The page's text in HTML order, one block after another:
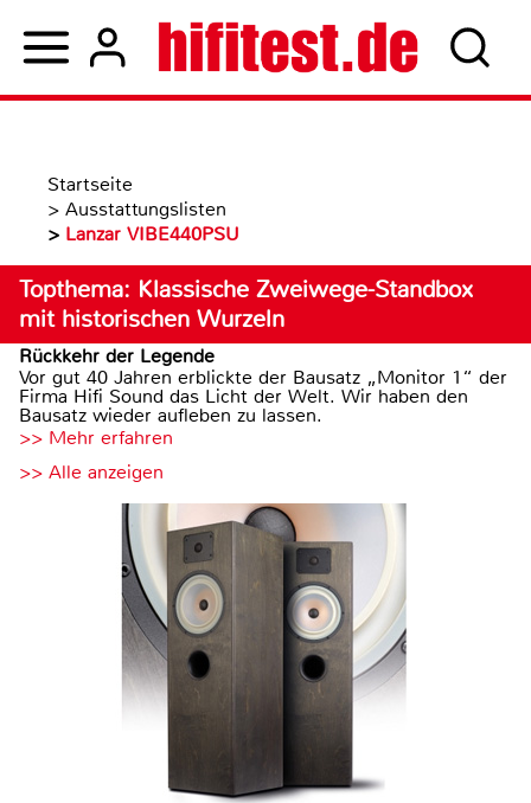
Startseite
> Ausstattungslisten
> Lanzar VIBE440PSU
Topthema: Klassische Zweiwege-Standbox
mit historischen Wurzeln
Rückkehr der Legende
Vor gut 40 Jahren erblickte der Bausatz „Monitor 1“ der
Firma Hifi Sound das Licht der Welt. Wir haben den
Bausatz wieder aufleben zu lassen.
>> Mehr erfahren
>> Alle anzeigen